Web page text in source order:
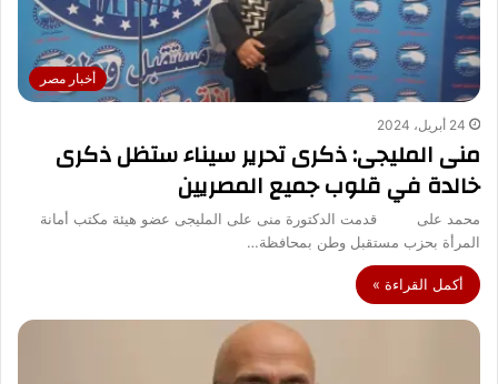
أخبار مصر
24 أبريل، 2024
منى المليجى: ذكرى تحرير سيناء ستظل ذكرى
خالدة في قلوب جميع المصريين
محمد على قدمت الدكتورة منى على المليجى عضو هيئة مكتب أمانة
المرأة بحزب مستقبل وطن بمحافظة…
أكمل القراءة »